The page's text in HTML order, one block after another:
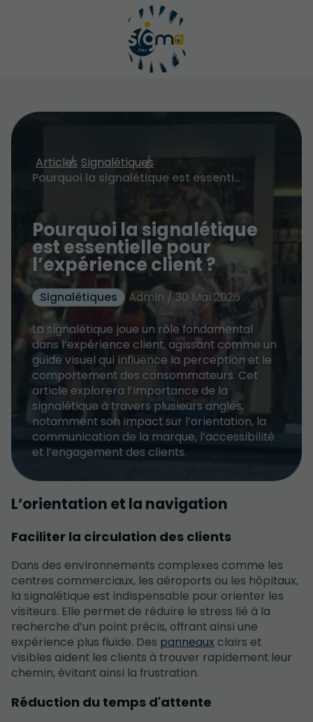
Articles Signalétiques
Pourquoi la signalétique est essentielle pour l’expérience client ?
Pourquoi la signalétique
est essentielle pour
l’expérience client ?
Signalétiques
Admin / 30 Mai 2026
La signalétique joue un rôle fondamental
dans l’expérience client, agissant comme un
guide visuel qui influence la perception et le
comportement des consommateurs. Cet
article explorera l’importance de la
signalétique à travers plusieurs angles,
notamment son impact sur l’orientation, la
communication de la marque, l’accessibilité
et l’engagement des clients.
L’orientation et la navigation
Faciliter la circulation des clients
Dans des environnements complexes comme les
centres commerciaux, les aéroports ou les hôpitaux,
la signalétique est indispensable pour orienter les
visiteurs. Elle permet de réduire le stress lié à la
recherche d’un point précis, offrant ainsi une
expérience plus fluide. Des panneaux clairs et
visibles aident les clients à trouver rapidement leur
chemin, évitant ainsi la frustration.
Réduction du temps d'attente